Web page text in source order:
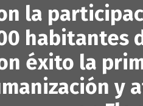
la
habitantes
éxito la
y